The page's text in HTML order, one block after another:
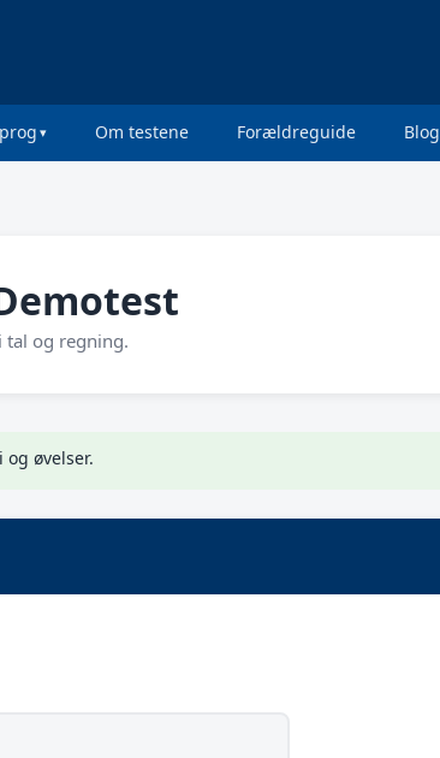
Om testene Forældreguide Blog
tal og regning.
og øvelser.